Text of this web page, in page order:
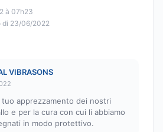
à 07h23
di 23/06/2022
VIBRASONS
apprezzamento dei nostri
e per la cura con cui li abbiamo
in modo protettivo.